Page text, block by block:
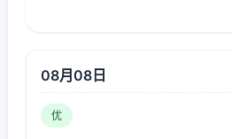
08月08日
优